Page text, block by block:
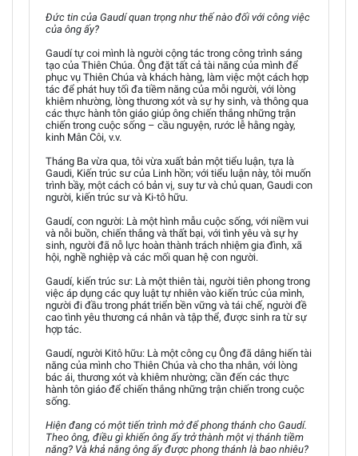
Đức tin của Gaudí quan trọng như thế nào đối với công việc
của ông ấy?
Gaudí tự coi mình là người cộng tác trong công trình sáng
tạo của Thiên Chúa. Ông đặt tất cả tài năng của mình để
phục vụ Thiên Chúa và khách hàng, làm việc một cách hợp
tác để phát huy tối đa tiềm năng của mỗi người, với lòng
khiêm nhường, lòng thương xót và sự hy sinh, và thông qua
các thực hành tôn giáo giúp ông chiến thắng những trận
chiến trong cuộc sống – cầu nguyện, rước lễ hằng ngày,
kinh Mân Côi, v.v.
Tháng Ba vừa qua, tôi vừa xuất bản một tiểu luận, tựa là
Gaudi, Kiến trúc sư của Linh hồn; với tiểu luận này, tôi muốn
trình bầy, một cách có bản vị, suy tư và chủ quan, Gaudi con
người, kiến trúc sư và Ki-tô hữu.
Gaudí, con người: Là một hình mẫu cuộc sống, với niềm vui
và nỗi buồn, chiến thắng và thất bại, với tình yêu và sự hy
sinh, người đã nỗ lực hoàn thành trách nhiệm gia đình, xã
hội, nghề nghiệp và các mối quan hệ con người.
Gaudí, kiến trúc sư: Là một thiên tài, người tiên phong trong
việc áp dụng các quy luật tự nhiên vào kiến trúc của mình,
người đi đầu trong phát triển bền vững và tái chế, người đề
cao tình yêu thương cá nhân và tập thể, được sinh ra từ sự
hợp tác.
Gaudí, người Kitô hữu: Là một công cụ Ông đã dâng hiến tài
năng của mình cho Thiên Chúa và cho tha nhân, với lòng
bác ái, thương xót và khiêm nhường; cần đến các thực
hành tôn giáo để chiến thắng những trận chiến trong cuộc
sống.
Hiện đang có một tiến trình mở để phong thánh cho Gaudí.
Theo ông, điều gì khiến ông ấy trở thành một vị thánh tiềm
năng? Và khả năng ông ấy được phong thánh là bao nhiêu?